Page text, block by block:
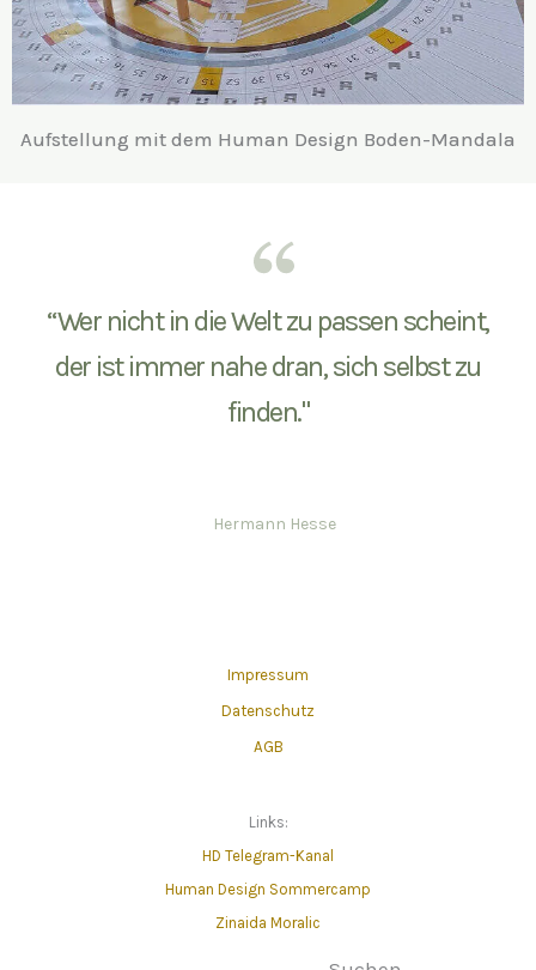
Aufstellung mit dem Human Design Boden-Mandala
“Wer nicht in die Welt zu passen scheint,
der ist immer nahe dran, sich selbst zu
finden."
Hermann Hesse
Impressum
Datenschutz
AGB
Links:
HD Telegram-Kanal
Human Design Sommercamp
Zinaida Moralic